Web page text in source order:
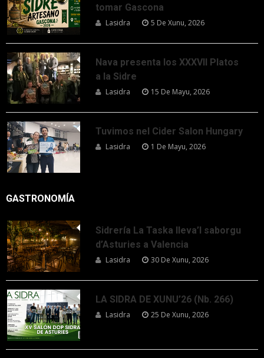
tomar Gascona
Lasidra 5 De Xunu, 2026
Nava presenta los XXXVII Platos
a la Sidre
Lasidra 15 De Mayu, 2026
Tuvimos nel Cider Salon Hungary
Lasidra 1 De Mayu, 2026
GASTRONOMÍA
Sidrería La Taska lleva’l saborgu
d’Asturies a Valencia
Lasidra 30 De Xunu, 2026
LA SIDRA DE XUNU’26 (Nb. 266)
Lasidra 25 De Xunu, 2026